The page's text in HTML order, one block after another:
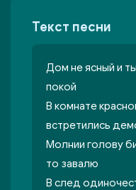
Текст песни
Дом не ясный и
покой
В комнате
встретились
Молнии голову
то завалю
В след